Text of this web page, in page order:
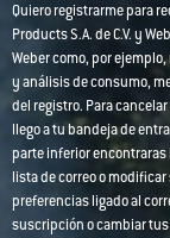
Quiero registrarme para
Products S.A. de C.V. y
Weber como, por
y análisis de consumo,
del registro. Para
llego a tu bandeja de
parte inferior
lista de correo o
preferencias ligado al
suscripción o cambiar